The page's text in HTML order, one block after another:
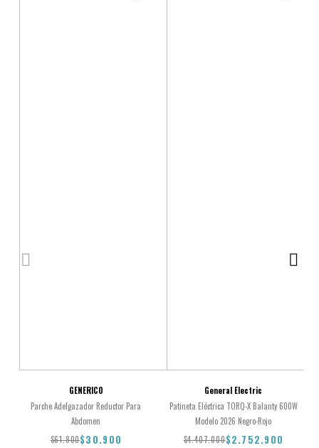
GENERICO
Parche Adelgazador Reductor Para
Abdomen
$61.800$30.900
General Electric
Patineta Eléctrica TORQ-X Balanty 600W
Modelo 2026 Negro-Rojo
$4.407.000$2.752.900